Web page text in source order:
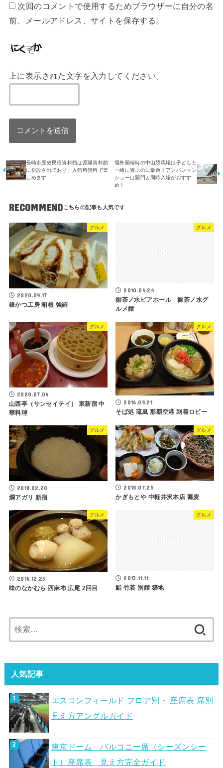
次回のコメントで使用するためブラウザーに自分の名
前、メールアドレス、サイトを保存する。
上に表示された文字を入力してください。
長崎市歴史民俗資料館は原爆資料館
に併設されており、入館料無料で楽
しめます
場外開催時の中山競馬場は子どもと
一緒に遊ぶのに最適！アンパンマン
ショーは開門と同時入場がおすす
め！
RECOMMEND
グルメ
2020.09.17
銀かつ工房 箱根 強羅
グルメ
2010.04.24
御茶ノ水ビアホール 御茶ノ水グ
ルメ館
グルメ
2020.07.04
山西亭（サンセイテイ） 東新宿 中
華料理
グルメ
2016.09.21
そば処 琉風 那覇空港 到着ロビー
グルメ
2018.02.20
燗アガリ 新宿
グルメ
2018.07.25
かぎもとや 中軽井沢本店 蕎麦
グルメ
2016.12.23
味のなかむら 西麻布 広尾 2回目
グルメ
2013.11.11
鮨 竹若 別館 築地
索:
人気記事
エスコンフィールド フロア別・ 座席表 席別
見え方アングルガイド
東京ドーム バルコニー席（シーズンシー
ト）座席表 見え方完全ガイド